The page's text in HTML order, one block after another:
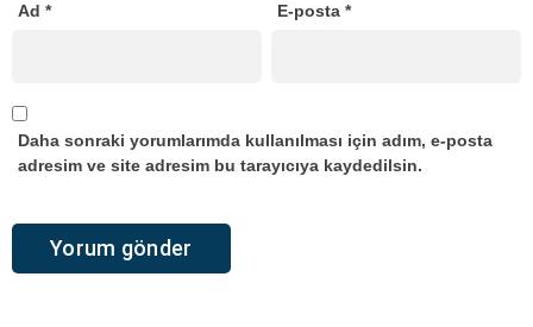
Ad * E-posta*
Daha sonraki yorumlarımda kullanılması için adım, e-posta
adresim ve site adresim bu tarayıcıya kaydedilsin.